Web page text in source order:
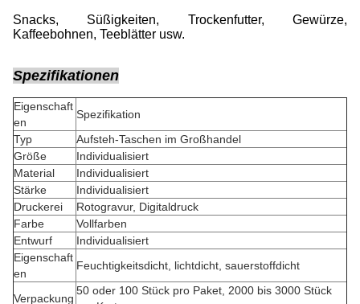
Snacks, Süßigkeiten, Trockenfutter, Gewürze,
Kaffeebohnen, Teeblätter usw.
Spezifikationen
Eigenschaft
en
Spezifikation
Typ
Aufsteh-Taschen im Großhandel
Größe
Individualisiert
Material
Individualisiert
Stärke
Individualisiert
Druckerei
Rotogravur, Digitaldruck
Farbe
Vollfarben
Entwurf
Individualisiert
Eigenschaft
en
Feuchtigkeitsdicht, lichtdicht, sauerstoffdicht
Verpackung
50 oder 100 Stück pro Paket, 2000 bis 3000 Stück